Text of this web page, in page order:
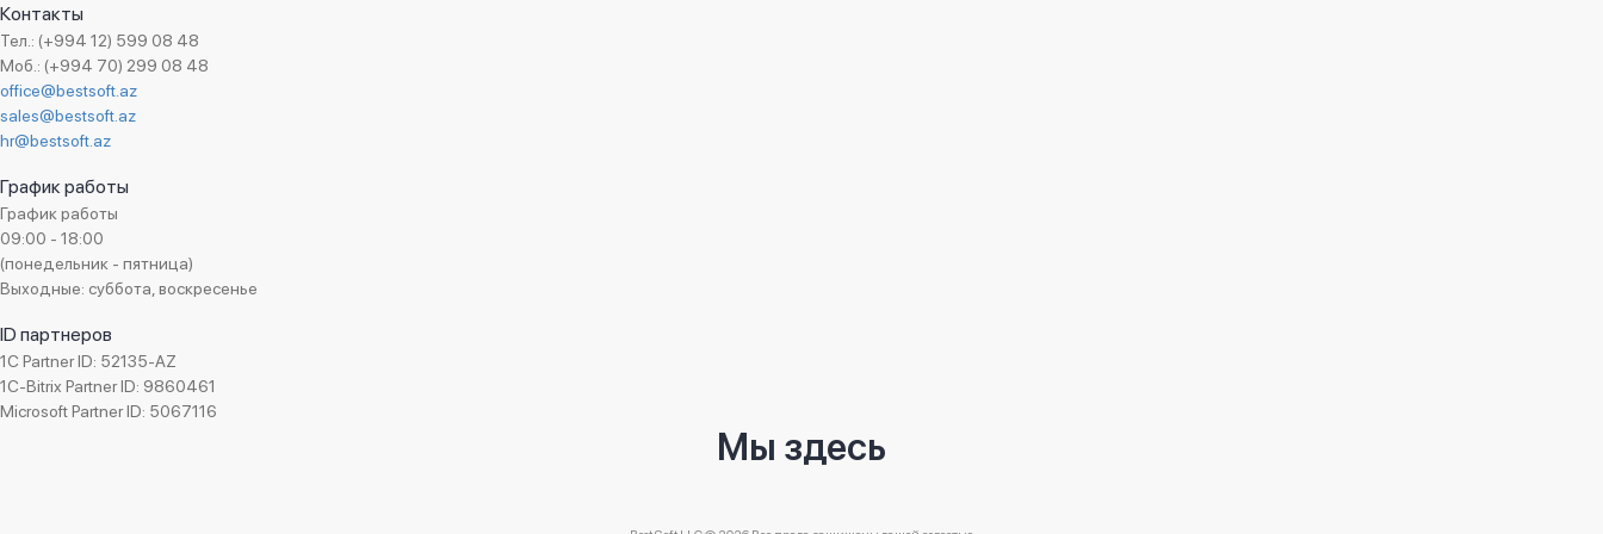
Контакты
Тел.: (+994 12) 599 08 48
Моб.: (+994 70) 299 08 48
office@bestsoft.az
sales@bestsoft.az
hr@bestsoft.az
График работы
График работы
09:00 - 18:00
(понедельник - пятница)
Выходные: суббота, воскресенье
ID партнеров
1C Partner ID: 52135-AZ
1C-Bitrix Partner ID: 9860461
Microsoft Partner ID: 5067116
Мы здесь